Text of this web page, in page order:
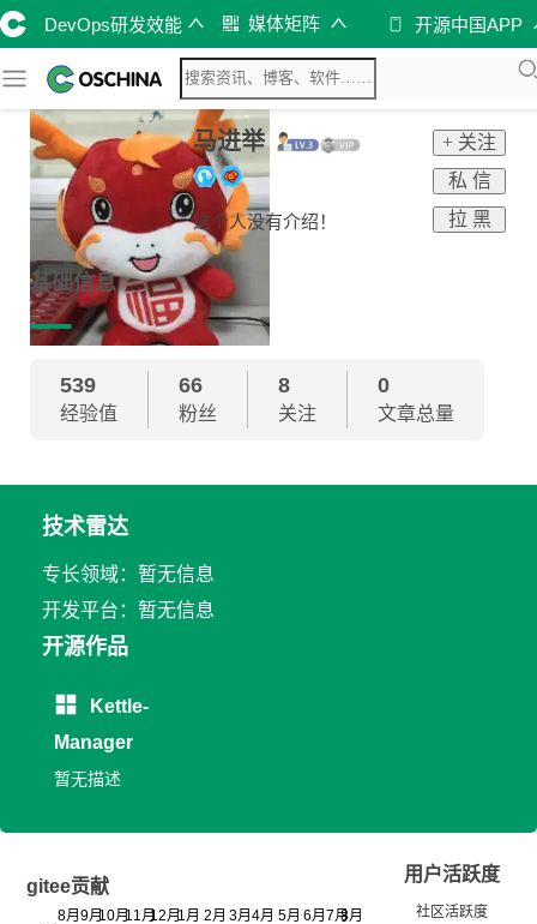
DevOps研发效能 媒体矩阵 开源中国APP
马进举
这个人没有介绍！
+ 关注
私 信
拉 黑
基础信息
539
经验值
66
粉丝
8
关注
0
文章总量
技术雷达
专长领域：暂无信息
开发平台：暂无信息
开源作品
Kettle-
Manager
暂无描述
gitee贡献
用户活跃度